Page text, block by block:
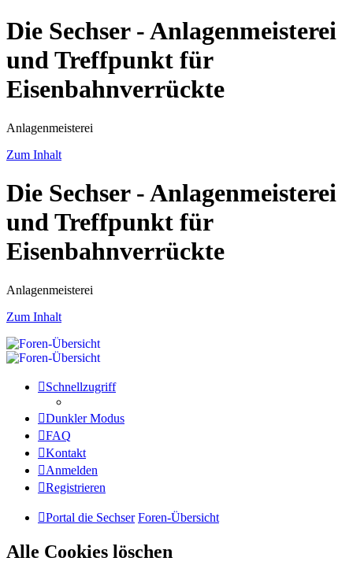
Die Sechser - Anlagenmeisterei
und Treffpunkt für
Eisenbahnverrückte
Anlagenmeisterei
Zum Inhalt
Die Sechser - Anlagenmeisterei
und Treffpunkt für
Eisenbahnverrückte
Anlagenmeisterei
Zum Inhalt
Schnellzugriff
Dunkler Modus
FAQ
Kontakt
Anmelden
Registrieren
Portal die Sechser Foren-Übersicht
Alle Cookies löschen